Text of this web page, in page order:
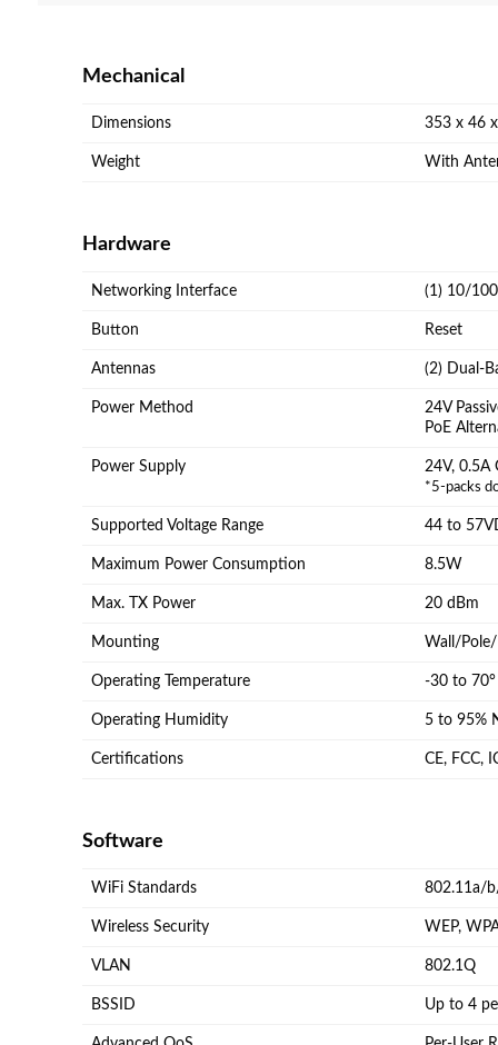
Mechanical
Dimensions 353 x 46
Weight With
Hardware
Networking Interface (1) 10/
Button Reset
Antennas (2) Dual-
Power Method
24V
PoE
Power Supply 24V, 0.5A
*5-packs
Supported Voltage Range 44 to
Maximum Power Consumption 8.5W
Max. TX Power 20 dBm
Mounting Wall/
Operating Temperature -30 to
Operating Humidity 5 to 95%
Certifications CE, FCC,
Software
WiFi Standards 802.11a/
Wireless Security WEP,
VLAN 802.1Q
BSSID Up to 4